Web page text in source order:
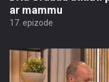
ar mammu
17. epizode